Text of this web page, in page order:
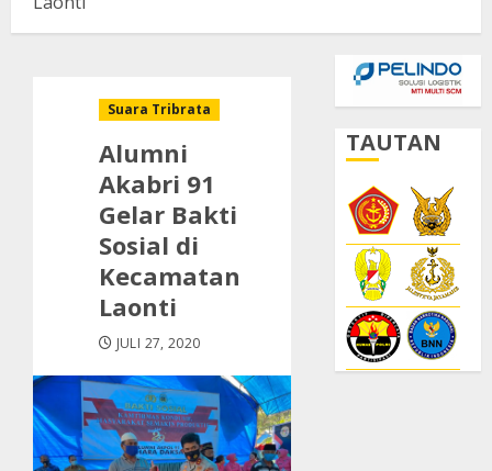
Suara Tribrata
Alumni
Akabri 91
Gelar Bakti
Sosial di
Kecamatan
Laonti
JULI 27, 2020
TAUTAN